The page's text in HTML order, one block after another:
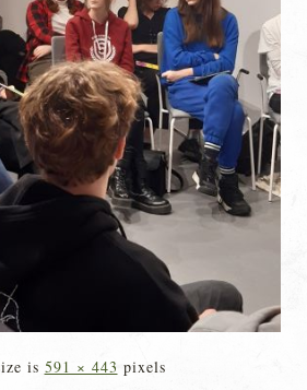
is 591 × 443 pixels